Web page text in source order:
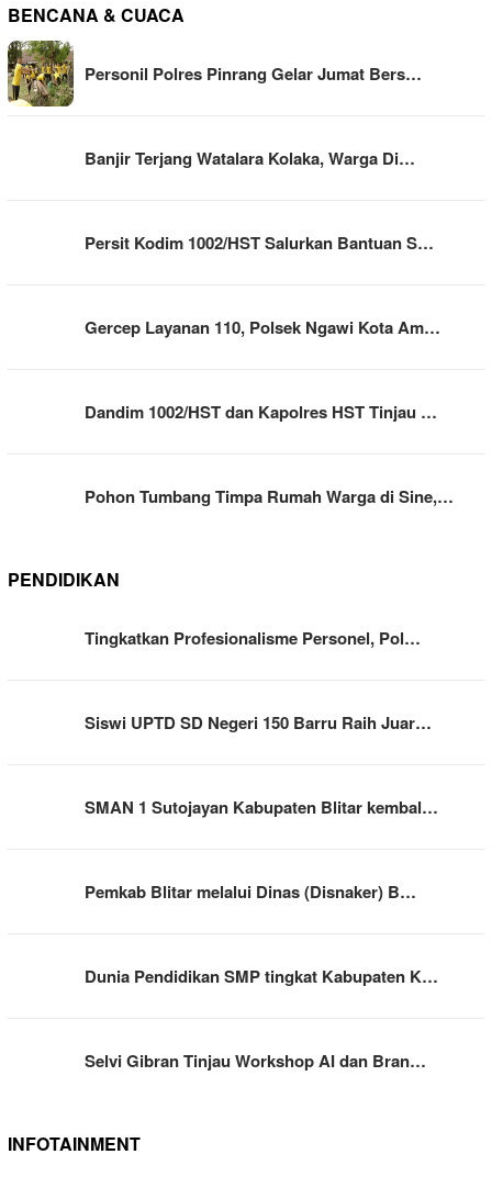
BENCANA & CUACA
Personil Polres Pinrang Gelar Jumat Bers…
Banjir Terjang Watalara Kolaka, Warga Di…
Persit Kodim 1002/HST Salurkan Bantuan S…
Gercep Layanan 110, Polsek Ngawi Kota Am…
Dandim 1002/HST dan Kapolres HST Tinjau …
Pohon Tumbang Timpa Rumah Warga di Sine,…
PENDIDIKAN
Tingkatkan Profesionalisme Personel, Pol…
Siswi UPTD SD Negeri 150 Barru Raih Juar…
SMAN 1 Sutojayan Kabupaten Blitar kembal…
Pemkab Blitar melalui Dinas (Disnaker) B…
Dunia Pendidikan SMP tingkat Kabupaten K…
Selvi Gibran Tinjau Workshop AI dan Bran…
INFOTAINMENT